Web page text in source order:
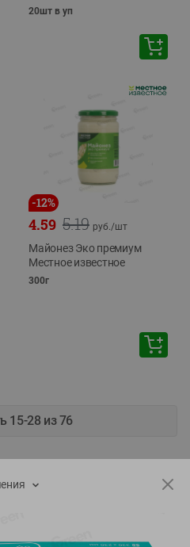
20шт в уп
-12%
5.19
4.59 руб./шт
Майонез Эко премиум
Местное известное
300г
15-28 из 76